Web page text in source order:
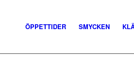
ÖPPETTIDER SMYCKEN